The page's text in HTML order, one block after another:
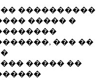
����������
����� �
��� ��
����� ��